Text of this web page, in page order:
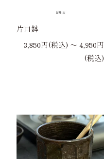
片口鉢
3,850円(税込) 〜 4,950円
(税込)